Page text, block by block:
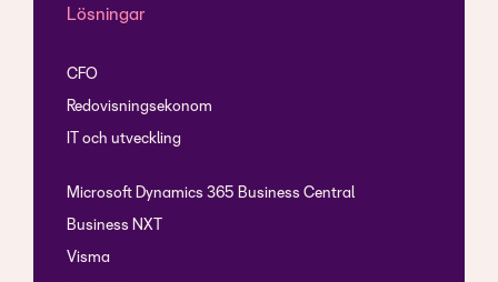
Lösningar
CFO
Redovisningsekonom
IT och utveckling
Microsoft Dynamics 365 Business Central
Business NXT
Visma